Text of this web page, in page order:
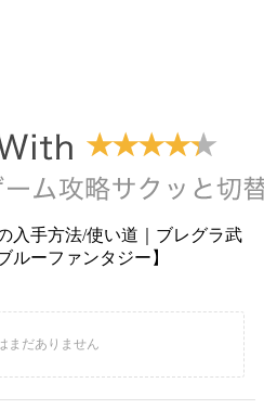
入手方法/使い道｜ブレグラ武
ルーファンタジー】